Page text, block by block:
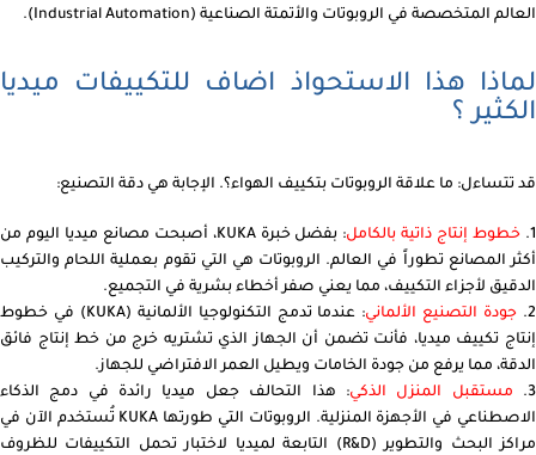
العالم المتخصصة في الروبوتات والأتمتة الصناعية (Industrial Automation).
لماذا هذا الاستحواذ اضاف للتكييفات ميديا
الكثير ؟
قد تتساءل: ما علاقة الروبوتات بتكييف الهواء؟. الإجابة هي دقة التصنيع:
1. خطوط إنتاج ذاتية بالكامل
: بفضل خبرة KUKA، أصبحت مصانع ميديا اليوم من
أكثر المصانع تطوراً في العالم. الروبوتات هي التي تقوم بعملية اللحام والتركيب
الدقيق لأجزاء التكييف، مما يعني صفر أخطاء بشرية في التجميع.
2.
جودة التصنيع الألماني:
عندما تدمج التكنولوجيا الألمانية (KUKA) في خطوط
إنتاج تكييف ميديا، فأنت تضمن أن الجهاز الذي تشتريه خرج من خط إنتاج فائق
الدقة، مما يرفع من جودة الخامات ويطيل العمر الافتراضي للجهاز.
3.
مستقبل المنزل الذكي: هذا التحالف جعل ميديا رائدة في دمج الذكاء
الاصطناعي في الأجهزة المنزلية. الروبوتات التي طورتها KUKA تُستخدم الآن في
مراكز البحث والتطوير (R&D) التابعة لميديا لاختبار تحمل التكييفات للظروف